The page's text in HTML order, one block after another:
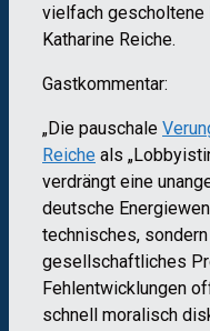
vielfach
Katharine Reiche.
Gastkommentar:
„Die pauschale
Reiche als
verdrängt eine
deutsche
technisches,
gesellschaftliches
Fehlentwicklungen
schnell moralisch